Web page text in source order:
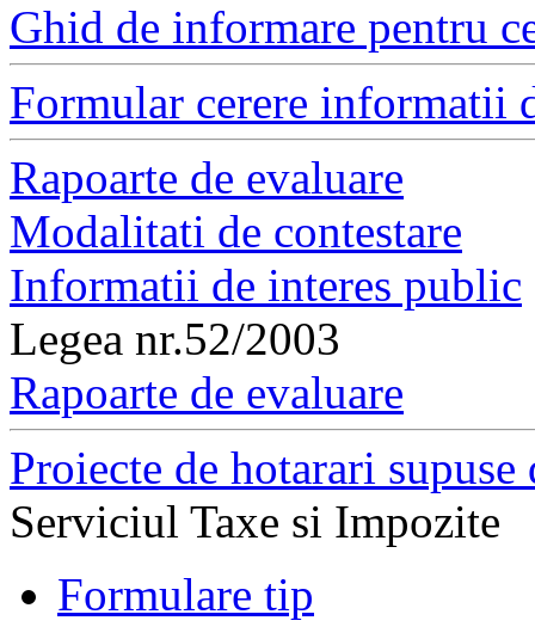
Ghid de informare pentru
Formular cerere informatii
Rapoarte de evaluare
Modalitati de contestare
Informatii de interes public
Legea nr.52/2003
Rapoarte de evaluare
Proiecte de hotarari
Serviciul Taxe si Impozite
Formulare tip